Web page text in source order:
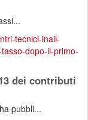
tecnici-inail-
dopo-il-primo-
dei contributi
pubbli...